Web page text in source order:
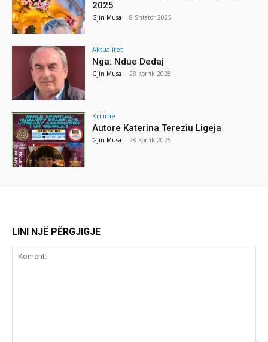
2025
Gjin Musa - 8 Shtator 2025
Aktualitet
Nga: Ndue Dedaj
Gjin Musa - 28 Korrik 2025
Krijime
Autore Katerina Tereziu Ligeja
Gjin Musa - 28 Korrik 2025
LINI NJË PËRGJIGJE